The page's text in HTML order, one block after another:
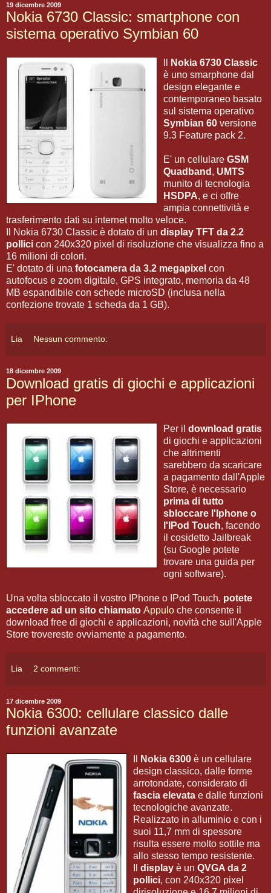
19 dicembre 2009
Nokia 6730 Classic: smartphone con
sistema operativo Symbian 60
Nokia 6730 Classic
è uno smarphone dal
design elegante e
contemporaneo basato
sul sistema operativo
Symbian 60 versione
9.3 Feature pack 2.
E' un cellulare GSM
Quadband , UMTS
munito di tecnologia
HSDPA, e ci offre
ampia connettività e
trasferimento dati su internet molto veloce.
Il Nokia 6730 Classic è dotato di un display TFT da 2.2
pollici con 240x320 pixel di risoluzione che visualizza fino a
16 milioni di colori.
E' dotato di una fotocamera da 3.2 megapixel con
autofocus e zoom digitale, GPS integrato, memoria da 48
MB espandibile con schede microSD (inclusa nella
confezione trovate 1 scheda da 1 GB).
Lia Nessun commento:
18 dicembre 2009
Download gratis di giochi e applicazioni
per IPhone
Per il download gratis
di giochi e applicazioni
che altrimenti
sarebbero da scaricare
a pagamento dall'Apple
Store, è necessario
prima di tutto
sbloccare l'Iphone o
l'IPod Touch, facendo
il cosidetto Jailbreak
(su Google potete
trovare una guida per
ogni software).
Una volta sbloccato il vostro IPhone o IPod Touch, potete
accedere ad un sito chiamato Appulo che consente il
download free di giochi e applicazioni, novità che sull'Apple
Store trovereste ovviamente a pagamento.
Lia 2 commenti:
17 dicembre 2009
Nokia 6300: cellulare classico dalle
funzioni avanzate
Nokia 6300 è un cellulare
design classico, dalle forme
arrotondate, considerato di
fascia elevata e dalle funzioni
tecnologiche avanzate.
Realizzato in alluminio e con i
suoi 11,7 mm di spessore
risulta essere molto sottile ma
allo stesso tempo resistente.
display è un QVGA da 2
pollici, con 240x320 pixel